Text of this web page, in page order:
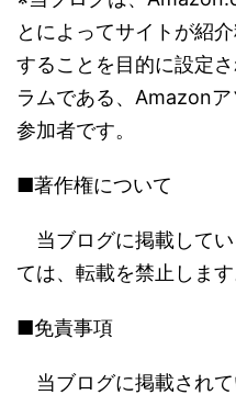
とによってサイトが紹
することを目的に設定
ラムである、Amazon
参加者です。
■著作権について
当ブログに掲載して
ては、転載を禁止します
■免責事項
当ブログに掲載され